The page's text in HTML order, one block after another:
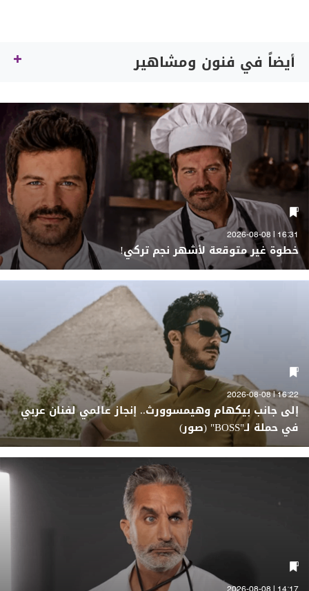
أيضاً في فنون ومشاهير
16:31 | 2026-08-08
خطوة غير متوقعة لأشهر نجم تركي!
16:22 | 2026-08-08
إلى جانب بيكهام وهيمسوورث.. إنجاز عالمي لفنان عربي
في حملة لـ"BOSS" (صور)